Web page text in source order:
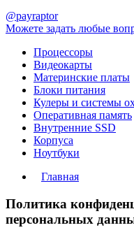
@payraptor
Можете задать любые
Процессоры
Видеокарты
Материнские платы
Блоки питания
Кулеры и системы
Оперативная память
Внутренние SSD
Корпуса
Ноутбуки
Главная
Политика
персональных